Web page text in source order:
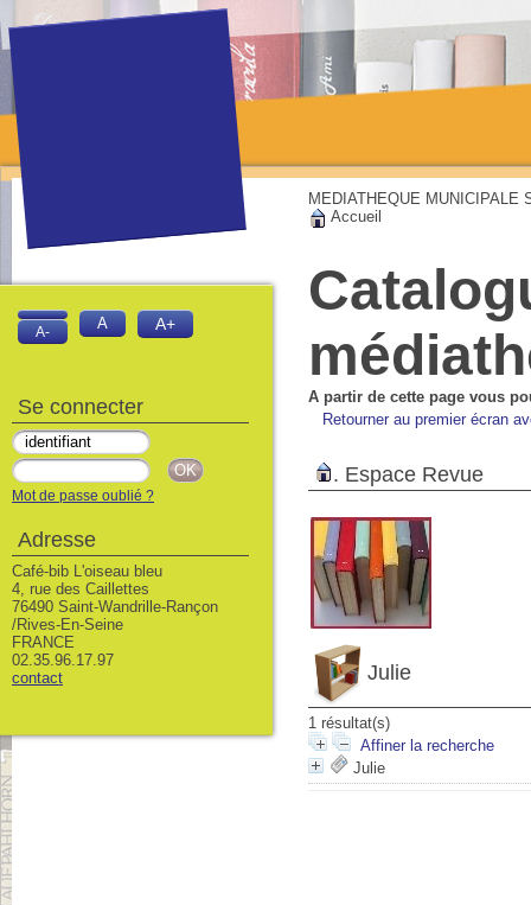
MEDIATHEQUE MUNICIPALE
Accueil
A partir de cette page vous
Retourner au premier écran
. Espace Revue
Julie
1 résultat(s)
Affiner la recherche
Julie
A- A A+
Se connecter
Mot de passe oublié ?
Adresse
Café-bib L'oiseau bleu
4, rue des Caillettes
76490 Saint-Wandrille-Rançon
/Rives-En-Seine
FRANCE
02.35.96.17.97
contact